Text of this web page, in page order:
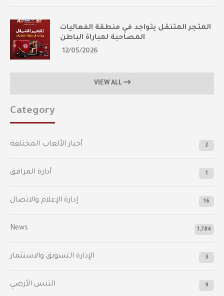
المتجر المتنقل يتواجد في منطقة الفعاليات
المصاحبة لمباراة الباطن
12/05/2026
VIEW ALL
Category
أخبار الألعاب المختلفة 2
أدارة المرافق 1
إدارة الإعلام والاتصال 16
News 1,784
الإدارة التسويق والاستثمار 3
التنس الأرضي 9